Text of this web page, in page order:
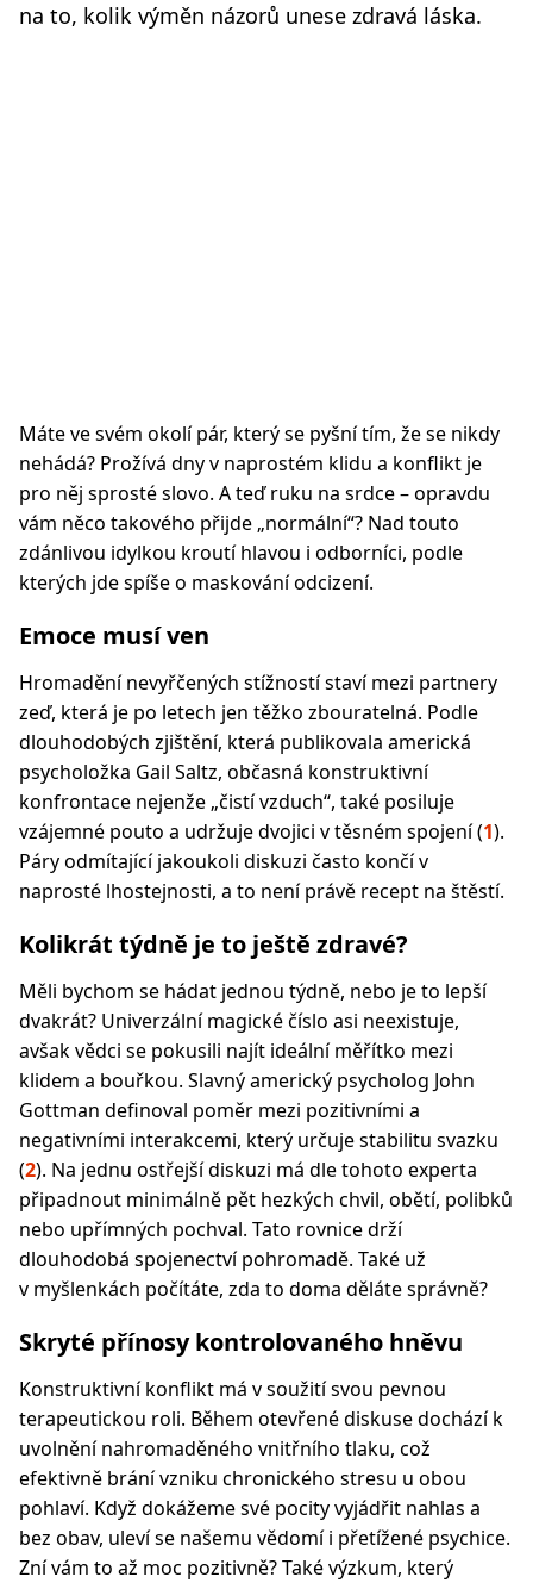
na to, kolik výměn názorů unese zdravá láska.
Máte ve svém okolí pár, který se pyšní tím, že se nikdy
nehádá? Prožívá dny v naprostém klidu a konflikt je
pro něj sprosté slovo. A teď ruku na srdce – opravdu
vám něco takového přijde „normální“? Nad touto
zdánlivou idylkou kroutí hlavou i odborníci, podle
kterých jde spíše o maskování odcizení.
Emoce musí ven
Hromadění nevyřčených stížností staví mezi partnery
zeď, která je po letech jen těžko zbouratelná. Podle
dlouhodobých zjištění, která publikovala americká
psycholožka Gail Saltz, občasná konstruktivní
konfrontace nejenže „čistí vzduch“, také posiluje
vzájemné pouto a udržuje dvojici v těsném spojení (1).
Páry odmítající jakoukoli diskuzi často končí v
naprosté lhostejnosti, a to není právě recept na štěstí.
Kolikrát týdně je to ještě zdravé?
Měli bychom se hádat jednou týdně, nebo je to lepší
dvakrát? Univerzální magické číslo asi neexistuje,
avšak vědci se pokusili najít ideální měřítko mezi
klidem a bouřkou. Slavný americký psycholog John
Gottman definoval poměr mezi pozitivními a
negativními interakcemi, který určuje stabilitu svazku
(2). Na jednu ostřejší diskuzi má dle tohoto experta
připadnout minimálně pět hezkých chvil, obětí, polibků
nebo upřímných pochval. Tato rovnice drží
dlouhodobá spojenectví pohromadě. Také už
v myšlenkách počítáte, zda to doma děláte správně?
Skryté přínosy kontrolovaného hněvu
Konstruktivní konflikt má v soužití svou pevnou
terapeutickou roli. Během otevřené diskuse dochází k
uvolnění nahromaděného vnitřního tlaku, což
efektivně brání vzniku chronického stresu u obou
pohlaví. Když dokážeme své pocity vyjádřit nahlas a
bez obav, uleví se našemu vědomí i přetížené psychice.
Zní vám to až moc pozitivně? Také výzkum, který